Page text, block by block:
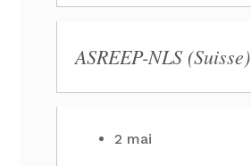
ASREEP-NLS (Suisse)
2 mai